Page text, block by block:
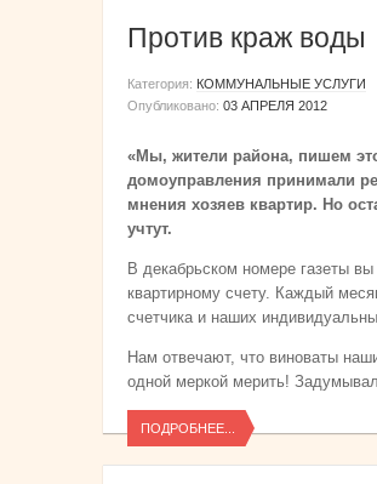
Против краж воды
Категория: КОММУНАЛЬНЫЕ УСЛУГИ
Опубликовано: 03 АПРЕЛЯ 2012
«Мы, жители района, пишем
домоуправления принимали
мнения хозяев квартир. Но
учтут.
В декабрьском номере газеты
квартирному счету. Каждый
счетчика и наших
Нам отвечают, что виноваты
одной меркой мерить!
ПОДРОБНЕЕ...